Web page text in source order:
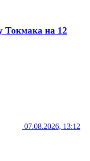
Токмака на 12
07.08.2026, 13:12